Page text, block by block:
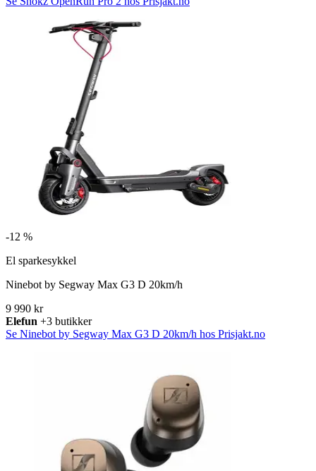
-12 %
El sparkesykkel
Ninebot by Segway Max G3 D 20km/h
9 990 kr
Elefun +3 butikker
Se Ninebot by Segway Max G3 D 20km/h hos Prisjakt.no